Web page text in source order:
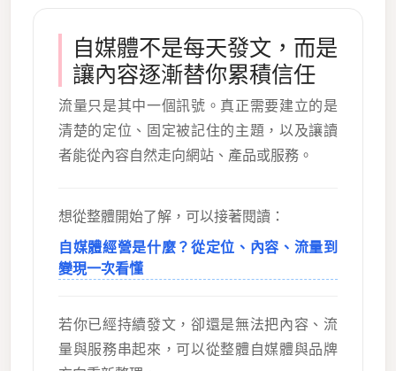
自媒體不是每天發文，而是
讓內容逐漸替你累積信任
流量只是其中一個訊號。真正需要建立的是
清楚的定位、固定被記住的主題，以及讓讀
者能從內容自然走向網站、產品或服務。
想從整體開始了解，可以接著閱讀：
自媒體經營是什麼？從定位、內容、流量到
變現一次看懂
若你已經持續發文，卻還是無法把內容、流
量與服務串起來，可以從整體自媒體與品牌